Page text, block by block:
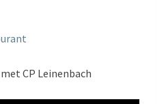
CP Leinenbach